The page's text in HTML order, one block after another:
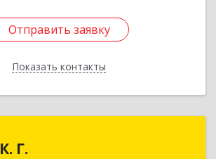
Отправить заявку
Показать контакты
Отправить заявку
Назад
Г.